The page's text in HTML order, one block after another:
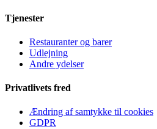
Tjenester
Restauranter og barer
Udlejning
Andre ydelser
Privatlivets fred
Ændring af samtykke til cookies
GDPR